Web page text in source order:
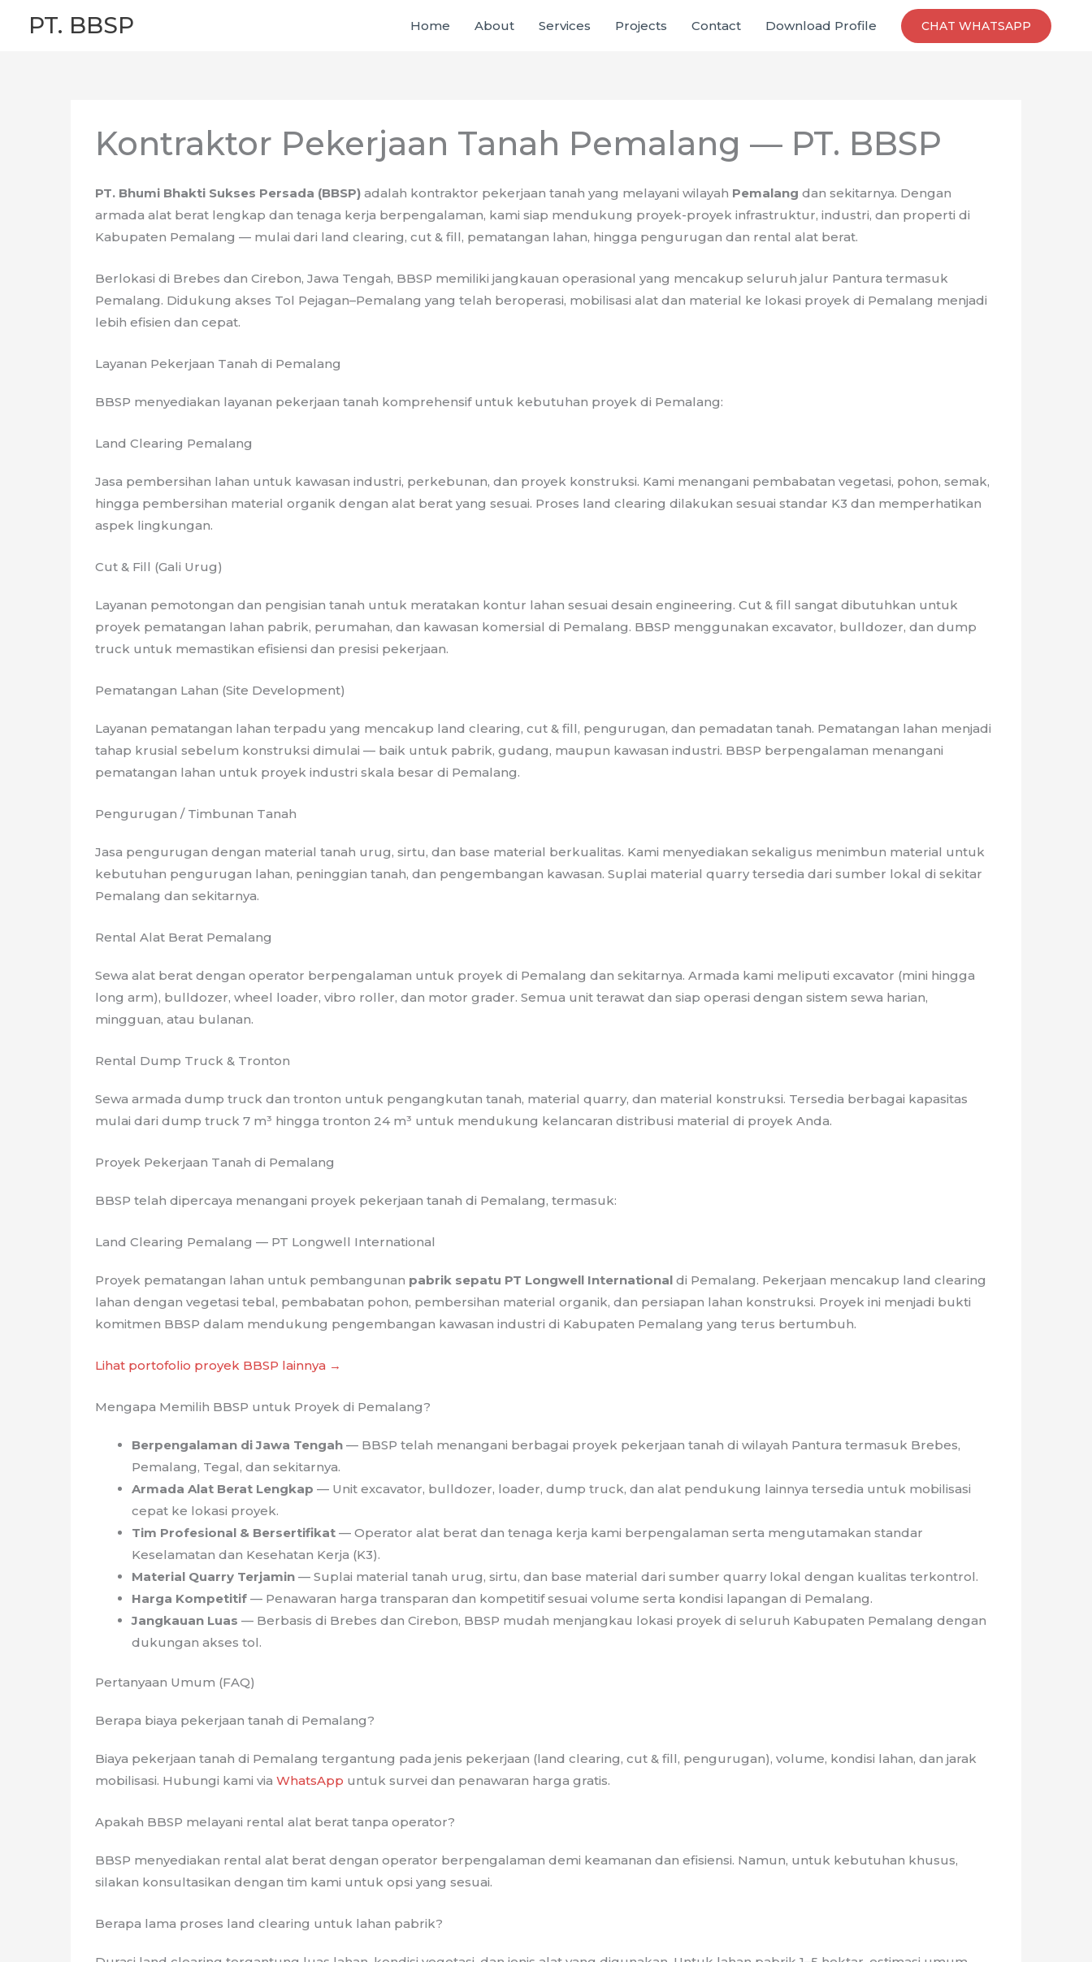
PT. BBSP Home About Services Projects Contact Download Profile CHAT WHATSAPP
Kontraktor Pekerjaan Tanah Pemalang — PT. BBSP
PT. Bhumi Bhakti Sukses Persada (BBSP) adalah kontraktor pekerjaan tanah yang melayani wilayah Pemalang dan sekitarnya. Dengan
armada alat berat lengkap dan tenaga kerja berpengalaman, kami siap mendukung proyek-proyek infrastruktur, industri, dan properti di
Kabupaten Pemalang — mulai dari land clearing, cut & fill, pematangan lahan, hingga pengurugan dan rental alat berat.
Berlokasi di Brebes dan Cirebon, Jawa Tengah, BBSP memiliki jangkauan operasional yang mencakup seluruh jalur Pantura termasuk
Pemalang. Didukung akses Tol Pejagan–Pemalang yang telah beroperasi, mobilisasi alat dan material ke lokasi proyek di Pemalang menjadi
lebih efisien dan cepat.
Layanan Pekerjaan Tanah di Pemalang
BBSP menyediakan layanan pekerjaan tanah komprehensif untuk kebutuhan proyek di Pemalang:
Land Clearing Pemalang
Jasa pembersihan lahan untuk kawasan industri, perkebunan, dan proyek konstruksi. Kami menangani pembabatan vegetasi, pohon, semak,
hingga pembersihan material organik dengan alat berat yang sesuai. Proses land clearing dilakukan sesuai standar K3 dan memperhatikan
aspek lingkungan.
Cut & Fill (Gali Urug)
Layanan pemotongan dan pengisian tanah untuk meratakan kontur lahan sesuai desain engineering. Cut & fill sangat dibutuhkan untuk
proyek pematangan lahan pabrik, perumahan, dan kawasan komersial di Pemalang. BBSP menggunakan excavator, bulldozer, dan dump
truck untuk memastikan efisiensi dan presisi pekerjaan.
Pematangan Lahan (Site Development)
Layanan pematangan lahan terpadu yang mencakup land clearing, cut & fill, pengurugan, dan pemadatan tanah. Pematangan lahan menjadi
tahap krusial sebelum konstruksi dimulai — baik untuk pabrik, gudang, maupun kawasan industri. BBSP berpengalaman menangani
pematangan lahan untuk proyek industri skala besar di Pemalang.
Pengurugan / Timbunan Tanah
Jasa pengurugan dengan material tanah urug, sirtu, dan base material berkualitas. Kami menyediakan sekaligus menimbun material untuk
kebutuhan pengurugan lahan, peninggian tanah, dan pengembangan kawasan. Suplai material quarry tersedia dari sumber lokal di sekitar
Pemalang dan sekitarnya.
Rental Alat Berat Pemalang
Sewa alat berat dengan operator berpengalaman untuk proyek di Pemalang dan sekitarnya. Armada kami meliputi excavator (mini hingga
long arm), bulldozer, wheel loader, vibro roller, dan motor grader. Semua unit terawat dan siap operasi dengan sistem sewa harian,
mingguan, atau bulanan.
Rental Dump Truck & Tronton
Sewa armada dump truck dan tronton untuk pengangkutan tanah, material quarry, dan material konstruksi. Tersedia berbagai kapasitas
mulai dari dump truck 7 m³ hingga tronton 24 m³ untuk mendukung kelancaran distribusi material di proyek Anda.
Proyek Pekerjaan Tanah di Pemalang
BBSP telah dipercaya menangani proyek pekerjaan tanah di Pemalang, termasuk:
Land Clearing Pemalang — PT Longwell International
Proyek pematangan lahan untuk pembangunan pabrik sepatu PT Longwell International di Pemalang. Pekerjaan mencakup land clearing
lahan dengan vegetasi tebal, pembabatan pohon, pembersihan material organik, dan persiapan lahan konstruksi. Proyek ini menjadi bukti
komitmen BBSP dalam mendukung pengembangan kawasan industri di Kabupaten Pemalang yang terus bertumbuh.
Lihat portofolio proyek BBSP lainnya →
Mengapa Memilih BBSP untuk Proyek di Pemalang?
Berpengalaman di Jawa Tengah — BBSP telah menangani berbagai proyek pekerjaan tanah di wilayah Pantura termasuk Brebes,
Pemalang, Tegal, dan sekitarnya.
Armada Alat Berat Lengkap — Unit excavator, bulldozer, loader, dump truck, dan alat pendukung lainnya tersedia untuk mobilisasi
cepat ke lokasi proyek.
Tim Profesional & Bersertifikat — Operator alat berat dan tenaga kerja kami berpengalaman serta mengutamakan standar
Keselamatan dan Kesehatan Kerja (K3).
Material Quarry Terjamin — Suplai material tanah urug, sirtu, dan base material dari sumber quarry lokal dengan kualitas terkontrol.
Harga Kompetitif — Penawaran harga transparan dan kompetitif sesuai volume serta kondisi lapangan di Pemalang.
Jangkauan Luas — Berbasis di Brebes dan Cirebon, BBSP mudah menjangkau lokasi proyek di seluruh Kabupaten Pemalang dengan
dukungan akses tol.
Pertanyaan Umum (FAQ)
Berapa biaya pekerjaan tanah di Pemalang?
Biaya pekerjaan tanah di Pemalang tergantung pada jenis pekerjaan (land clearing, cut & fill, pengurugan), volume, kondisi lahan, dan jarak
mobilisasi. Hubungi kami via WhatsApp untuk survei dan penawaran harga gratis.
Apakah BBSP melayani rental alat berat tanpa operator?
BBSP menyediakan rental alat berat dengan operator berpengalaman demi keamanan dan efisiensi. Namun, untuk kebutuhan khusus,
silakan konsultasikan dengan tim kami untuk opsi yang sesuai.
Berapa lama proses land clearing untuk lahan pabrik?